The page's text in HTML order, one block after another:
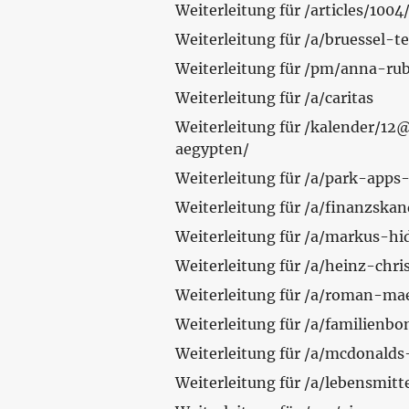
Weiterleitung für /articles/
Weiterleitung für /a/bruessel-
Weiterleitung für /pm/anna-
Weiterleitung für /a/caritas
Weiterleitung für /kalender/
aegypten/
Weiterleitung für /a/park-
Weiterleitung für /a/
Weiterleitung für /a/markus-
Weiterleitung für /a/heinz-
Weiterleitung für /a/roman-
Weiterleitung für /a/
Weiterleitung für /a/
Weiterleitung für /a/